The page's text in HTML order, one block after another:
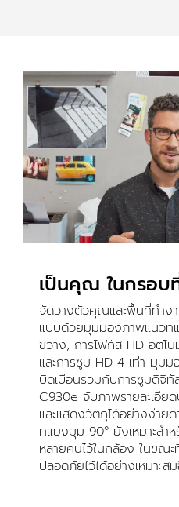
เป็นคุณ ในกรอ
จัดวางตัวคุณและพื้นที่ทำง
แบบด้วยมุมมองภาพแนวท
ขวาง, การโฟกัส HD อัตโ
และการซูม HD 4 เท่า มุม
บิดเบือนรวมกับการซูมดิจิทั
C930e จับภาพรายละเอีย
และแสดงวัตถุได้อย่างง่า
ทแยงมุม 90° ยังเหมาะสำ
หลายคนไว้ในกล้อง ในขณะ
ปลอดภัยไว้ได้อย่างเหมาะส